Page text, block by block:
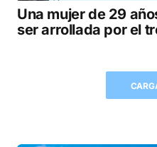
Una mujer de 29
ser arrollada por el